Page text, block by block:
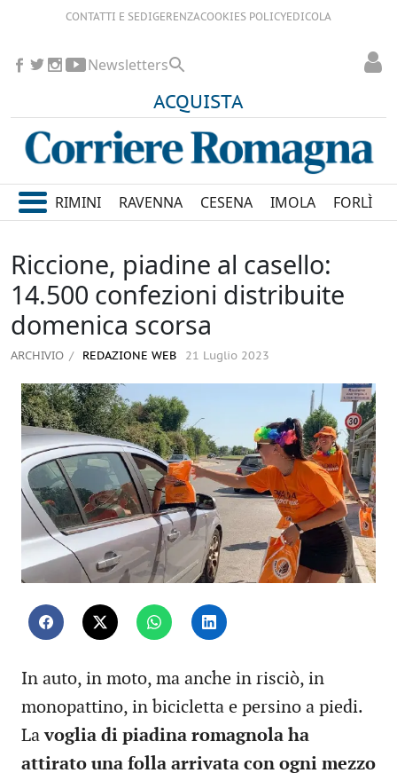
CONTATTI E SEDIGERENZACOOKIES POLICYEDICOLA
ACQUISTA
Newsletters
RIMINI RAVENNA CESENA IMOLA FORLÌ
Riccione, piadine al casello:
14.500 confezioni distribuite
domenica scorsa
ARCHIVIO REDAZIONE WEB 21 Luglio 2023
In auto, in moto, ma anche in risciò, in
monopattino, in bicicletta e persino a piedi.
Lavoglia di piadina romagnola ha
attirato una folla arrivata con ogni mezzo